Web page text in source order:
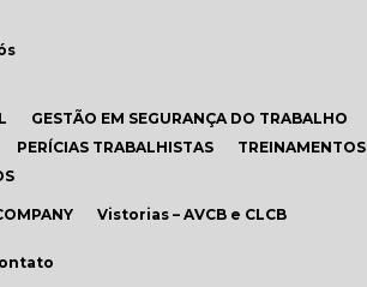
GESTÃO EM SEGURANÇA DO TRABALHO
PERÍCIAS TRABALHISTAS
TREINAMENTOS
Vistorias – AVCB e CLCB